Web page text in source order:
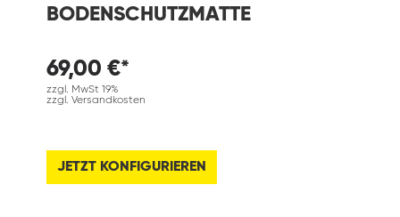
BODENSCHUTZMATTE
69,00 €*
zzgl. MwSt 19%
zzgl. Versandkosten
JETZT KONFIGURIEREN